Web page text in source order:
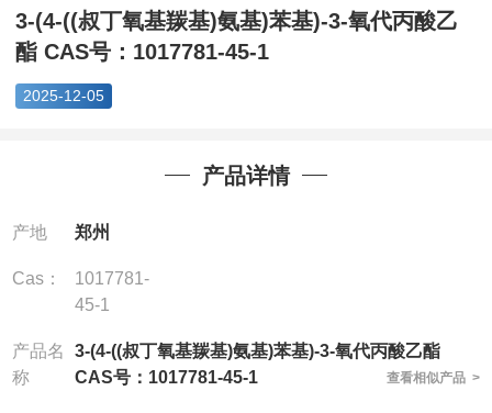
基羰基)氨基)苯...
3-(4-((叔丁氧基羰基)氨基)苯基)-3-氧代丙酸乙
酯 CAS号：1017781-45-1
2025-12-05
产品详情
产地 郑州
Cas：
1017781-
45-1
产品名
称
3-(4-((叔丁氧基羰基)氨基)苯基)-3-氧代丙酸乙酯
CAS号：1017781-45-1
查看相似产品 >